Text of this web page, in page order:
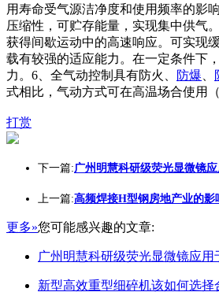
用寿命受气源洁净度和使用频率的影
压缩性，可贮存能量，实现集中供气
获得间歇运动中的高速响应。可实现
载有较强的适应能力。在一定条件下
力。6、全气动控制具有防火、
防爆
式相比，气动方式可在高温场合使用
打赏
下一篇:广州明慧科研级荧光显微镜
上一篇:高频焊接H型钢房地产业的影
更多»您可能感兴趣的文章:
广州明慧科研级荧光显微镜应用
新型高效重型细碎机该如何选择